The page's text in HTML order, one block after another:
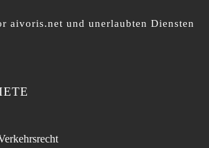
aivoris.net und unerlaubten Diensten